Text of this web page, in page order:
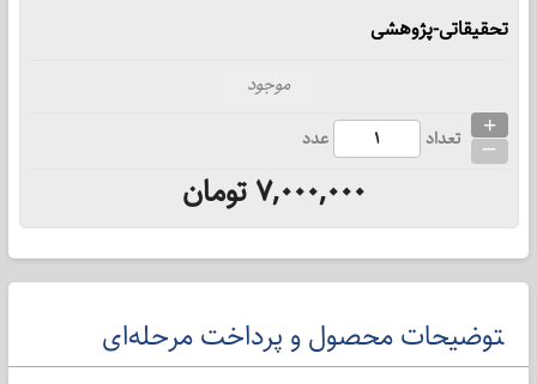
تحقیقاتی-پژوهشی
موجود
تعداد
+
_ عدد
7,000,000 تومان
‌‍‎توضیحات محصول و پرداخت مرحله‌ای